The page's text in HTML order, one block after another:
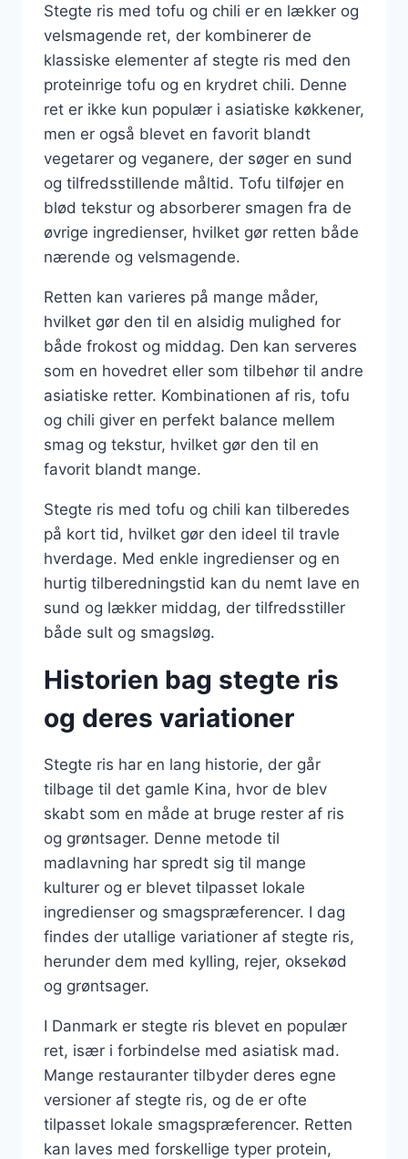
Stegte ris med tofu og chili er en lækker og
velsmagende ret, der kombinerer de
klassiske elementer af stegte ris med den
proteinrige tofu og en krydret chili. Denne
ret er ikke kun populær i asiatiske køkkener,
men er også blevet en favorit blandt
vegetarer og veganere, der søger en sund
og tilfredsstillende måltid. Tofu tilføjer en
blød tekstur og absorberer smagen fra de
øvrige ingredienser, hvilket gør retten både
nærende og velsmagende.
Retten kan varieres på mange måder,
hvilket gør den til en alsidig mulighed for
både frokost og middag. Den kan serveres
som en hovedret eller som tilbehør til andre
asiatiske retter. Kombinationen af ris, tofu
og chili giver en perfekt balance mellem
smag og tekstur, hvilket gør den til en
favorit blandt mange.
Stegte ris med tofu og chili kan tilberedes
på kort tid, hvilket gør den ideel til travle
hverdage. Med enkle ingredienser og en
hurtig tilberedningstid kan du nemt lave en
sund og lækker middag, der tilfredsstiller
både sult og smagsløg.
Historien bag stegte ris
og deres variationer
Stegte ris har en lang historie, der går
tilbage til det gamle Kina, hvor de blev
skabt som en måde at bruge rester af ris
og grøntsager. Denne metode til
madlavning har spredt sig til mange
kulturer og er blevet tilpasset lokale
ingredienser og smagspræferencer. I dag
findes der utallige variationer af stegte ris,
herunder dem med kylling, rejer, oksekød
og grøntsager.
I Danmark er stegte ris blevet en populær
ret, især i forbindelse med asiatisk mad.
Mange restauranter tilbyder deres egne
versioner af stegte ris, og de er ofte
tilpasset lokale smagspræferencer. Retten
kan laves med forskellige typer protein,